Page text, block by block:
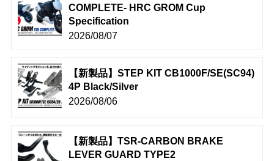
COMPLETE- HRC GROM Cup
Specification
2026/08/07
【新製品】STEP KIT CB1000F/SE(SC94)
4P Black/Silver
2026/08/06
【新製品】TSR-CARBON BRAKE
LEVER GUARD TYPE2